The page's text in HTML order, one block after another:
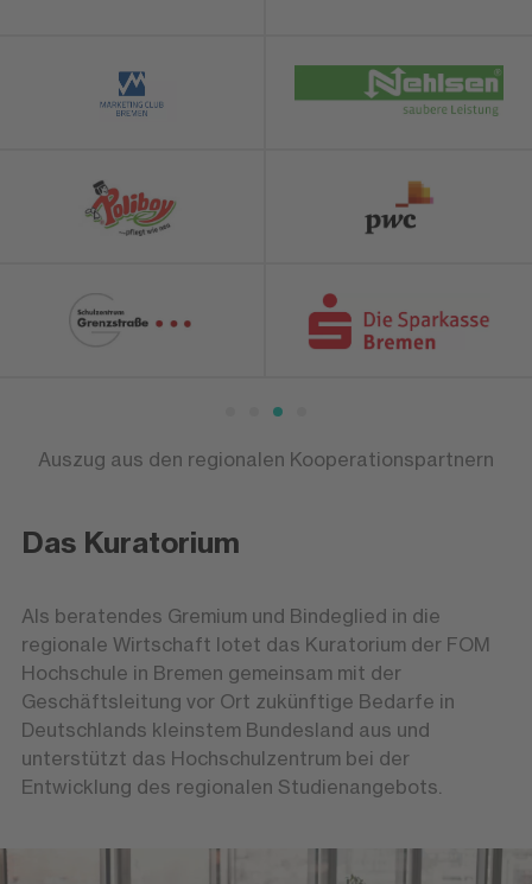
Auszug aus den regionalen Kooperationspartnern
Das Kuratorium
Als beratendes Gremium und Bindeglied in die
regionale Wirtschaft lotet das Kuratorium der FOM
Hochschule in Bremen gemeinsam mit der
Geschäftsleitung vor Ort zukünftige Bedarfe in
Deutschlands kleinstem Bundesland aus und
unterstützt das Hochschulzentrum bei der
Entwicklung des regionalen Studienangebots.